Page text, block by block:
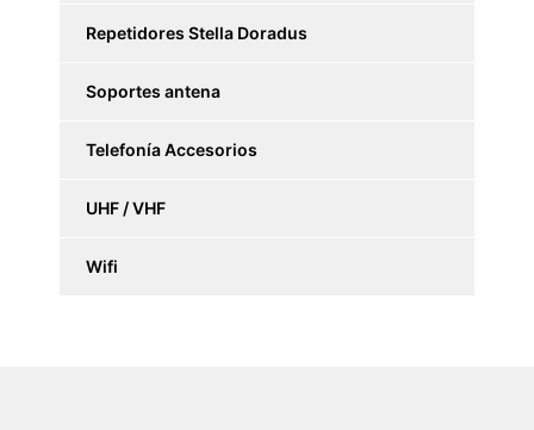
Repetidores Stella Doradus
Soportes antena
Telefonía Accesorios
UHF / VHF
Wifi